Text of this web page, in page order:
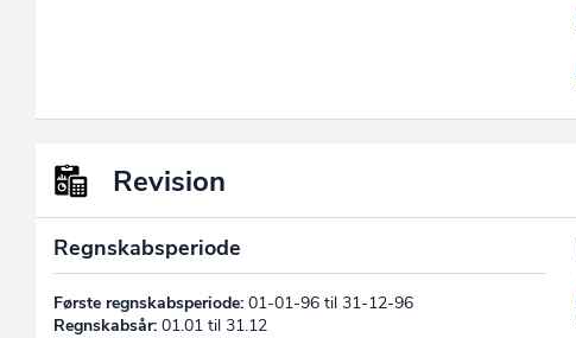
Revision
Regnskabsperiode
Første regnskabsperiode: 01-01-96 til 31-12-96
Regnskabsår: 01.01 til 31.12